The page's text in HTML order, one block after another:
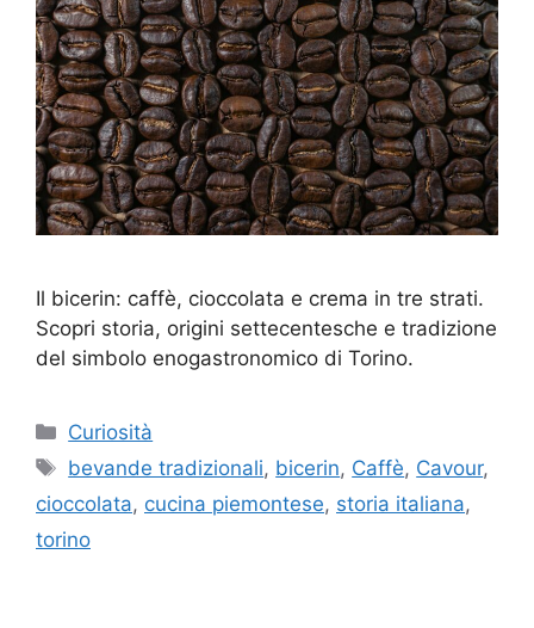
Il bicerin: caffè, cioccolata e crema in tre strati.
Scopri storia, origini settecentesche e tradizione
del simbolo enogastronomico di Torino.
Categorie
Curiosità
Tag
bevande tradizionali, bicerin, Caffè, Cavour,
cioccolata, cucina piemontese, storia italiana,
torino